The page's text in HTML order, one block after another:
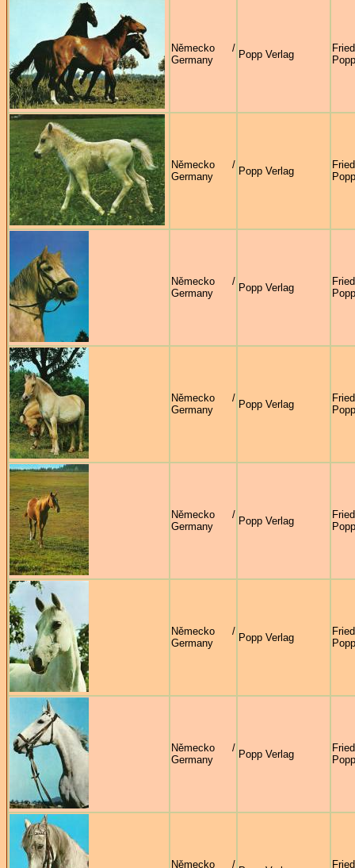
Německo /
Germany
Popp Verlag
Popp
Německo /
Germany
Popp Verlag
Popp
Německo /
Germany
Popp Verlag
Popp
Německo /
Germany
Popp Verlag
Popp
Německo /
Germany
Popp Verlag
Popp
Německo /
Germany
Popp Verlag
Popp
Německo /
Germany
Popp Verlag
Popp
Německo /